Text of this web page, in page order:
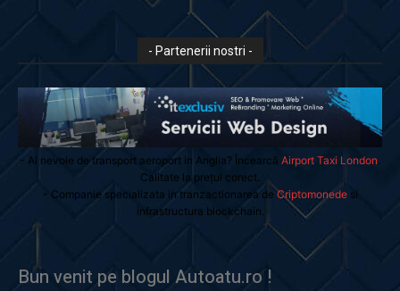
- Partenerii nostri -
- Ai nevoie de transport aeroport in Anglia? Încearcă Airport Taxi London
Calitate la prețul corect.
- Companie specializata in tranzactionarea de Criptomonedesi
infrastructura blockchain.
Bun venit pe blogul Autoatu.ro !